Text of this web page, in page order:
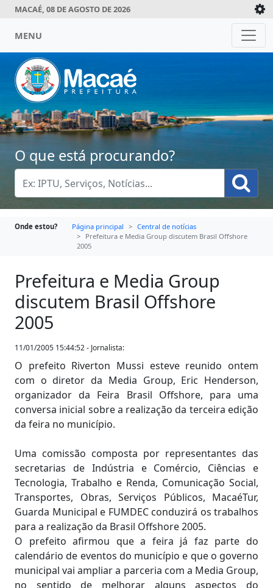
MACAÉ, 08 DE AGOSTO DE 2026
MENU
O que está procurando?
Onde estou? Página principal
Central de notícias
Prefeitura e Media Group discutem Brasil Offshore
2005
Prefeitura e Media Group
discutem Brasil Offshore
2005
11/01/2005 15:44:52 - Jornalista:
O prefeito Riverton Mussi esteve reunido ontem
com o diretor da Media Group, Eric Henderson,
organizador da Feira Brasil Offshore, para uma
conversa inicial sobre a realização da terceira edição
da feira no município.
Uma comissão composta por representantes das
secretarias de Indústria e Comércio, Ciências e
Tecnologia, Trabalho e Renda, Comunicação Social,
Transportes, Obras, Serviços Públicos, MacaéTur,
Guarda Municipal e FUMDEC conduzirá os trabalhos
para a realização da Brasil Offshore 2005.
O prefeito afirmou que a feira já faz parte do
calendário de eventos do município e que o governo
municipal vai ampliar a parceria com a Media Group,
no sentido de melhorar alguns aspectos do